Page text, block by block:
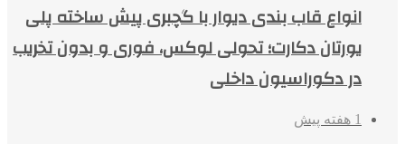
انواع قاب بندی دیوار با گچبری پیش ساخته پلی
یورتان دکارت؛ تحولی لوکس، فوری و بدون تخریب
در دکوراسیون داخلی
1 هفته پیش